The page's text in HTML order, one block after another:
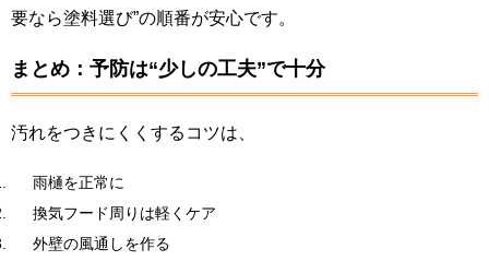
要なら塗料選び”の順番が安心です。
まとめ：予防は“少しの工夫”で十分
汚れをつきにくくするコツは、
雨樋を正常に
換気フード周りは軽くケア
外壁の風通しを作る